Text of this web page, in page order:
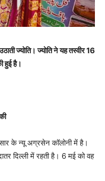
ज्योति। ज्योति ने यह तस्वीर 16
हुई है।
के न्यू अग्रसेन कॉलोनी में है।
दिल्ली में रहती है। 6 मई को वह